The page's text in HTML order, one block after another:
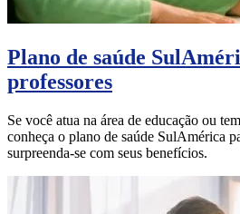
Plano de saúde
professores
Se você atua na área de educação ou
conheça o plano de saúde SulAmérica
surpreenda-se com seus benefícios.